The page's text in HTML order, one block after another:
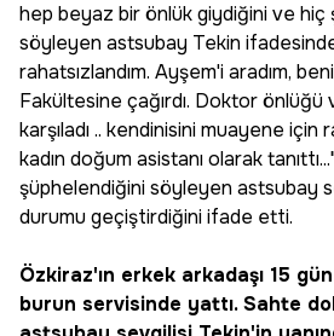
hep beyaz bir önlük giydiğini ve hiç
söyleyen astsubay Tekin
rahatsızlandım. Ayşem'i aradım,
Fakültesine çağırdı. Doktor
karşıladı .. kendinisini muayene için
kadın doğum asistanı olarak
şüphelendiğini söyleyen astsubay
durumu geçiştirdiğini ifade etti.
Özkiraz'ın erkek arkadaşı 15
burun servisinde yattı. Sahte